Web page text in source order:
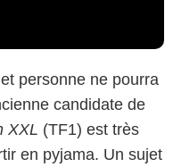
personne ne pourra
candidate de
XXL (TF1) est très
en pyjama. Un sujet